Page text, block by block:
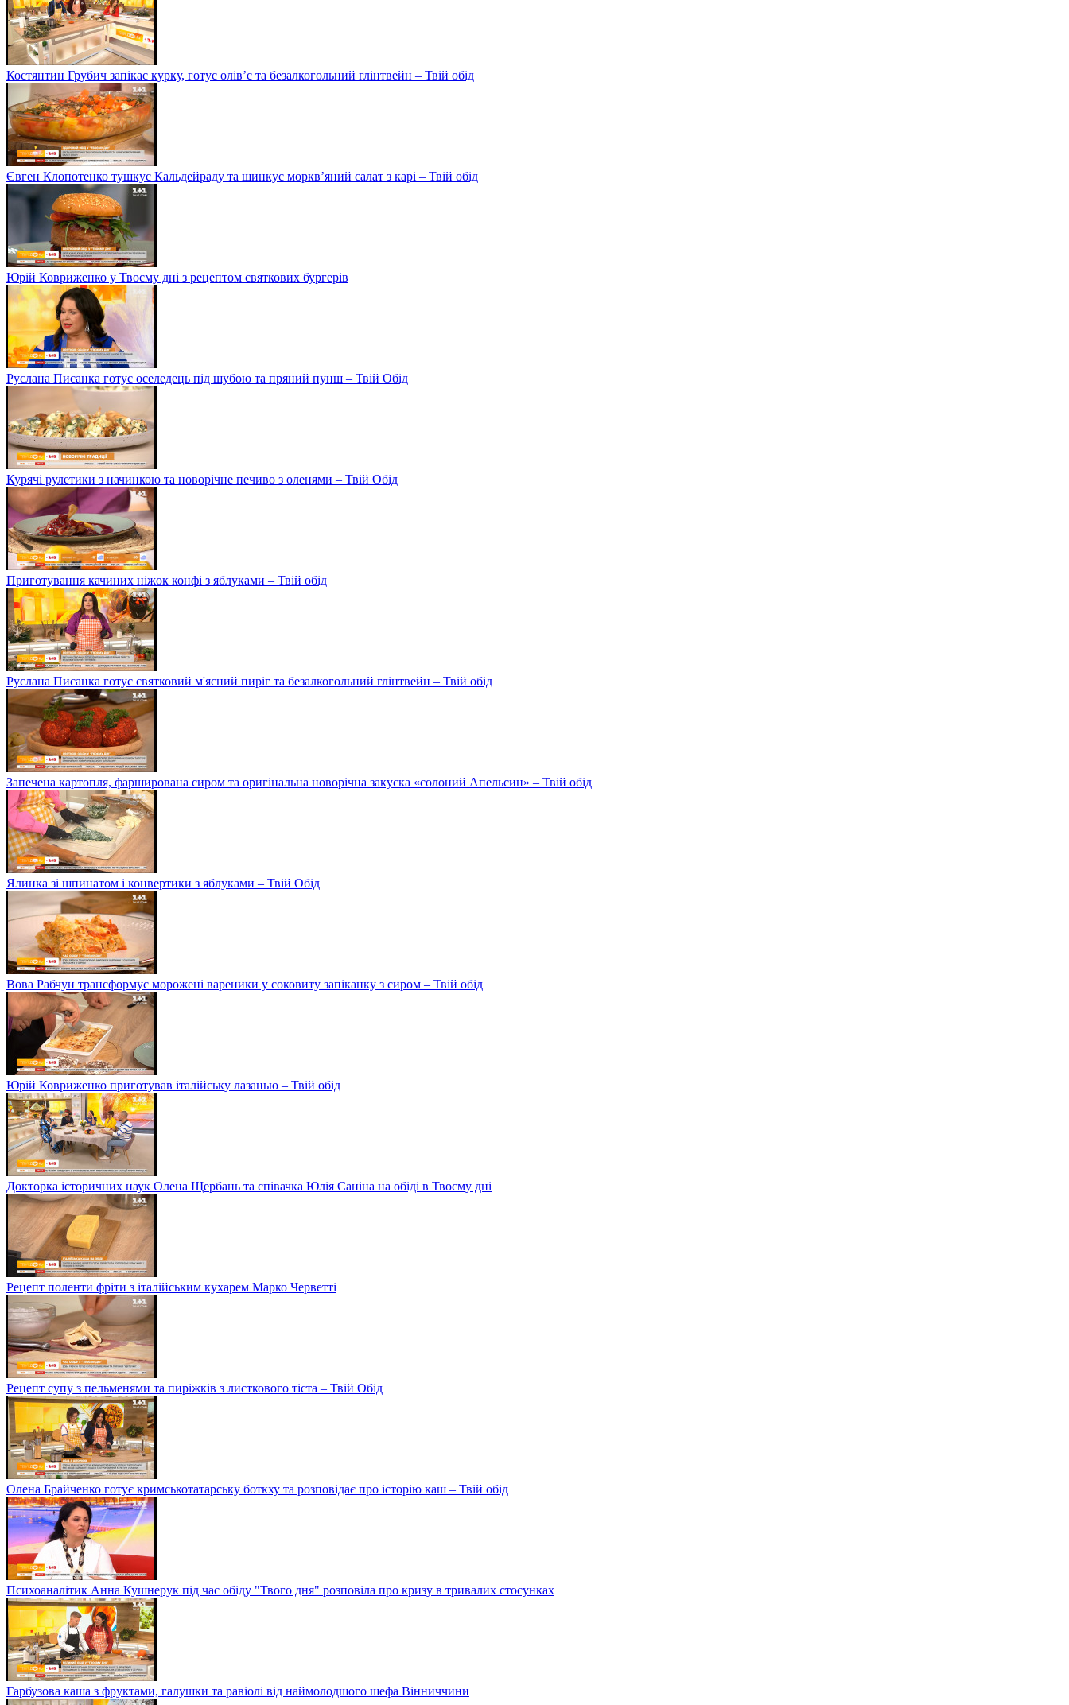
Костянтин Грубич запікає курку, готує олів’є та безалкогольний глінтвейн – Твій обід
Євген Клопотенко тушкує Кальдейраду та шинкує моркв’яний салат з карі – Твій обід
Юрій Ковриженко у Твоєму дні з рецептом святкових бургерів
Руслана Писанка готує оселедець під шубою та пряний пунш – Твій Обід
Курячі рулетики з начинкою та новорічне печиво з оленями – Твій Обід
Приготування качиних ніжок конфі з яблуками – Твій обід
Руслана Писанка готує святковий м'ясний пиріг та безалкогольний глінтвейн – Твій обід
Запечена картопля, фарширована сиром та оригінальна новорічна закуска «солоний Апельсин» – Твій обід
Ялинка зі шпинатом і конвертики з яблуками – Твій Обід
Вова Рабчун трансформує морожені вареники у соковиту запіканку з сиром – Твій обід
Юрій Ковриженко приготував італійську лазанью – Твій обід
Докторка історичних наук Олена Щербань та співачка Юлія Саніна на обіді в Твоєму дні
Рецепт поленти фріти з італійським кухарем Марко Черветті
Рецепт супу з пельменями та пиріжків з листкового тіста – Твій Обід
Олена Брайченко готує кримськотатарську боткху та розповідає про історію каш – Твій обід
Психоаналітик Анна Кушнерук під час обіду "Твого дня" розповіла про кризу в тривалих стосунках
Гарбузова каша з фруктами, галушки та равіолі від наймолодшого шефа Вінниччини